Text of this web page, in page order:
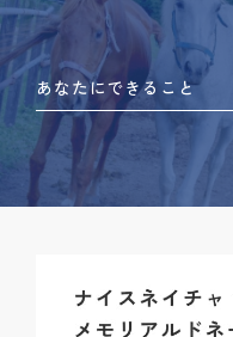
あなたにできること